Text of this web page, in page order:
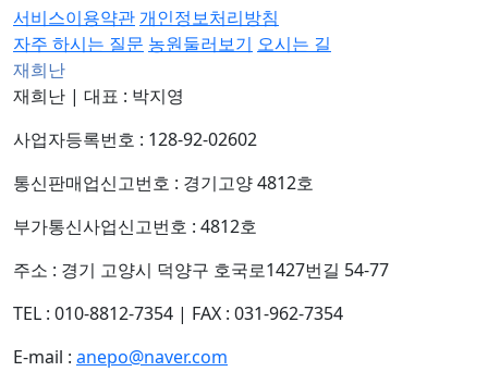
서비스이용약관 개인정보처리방침
자주 하시는 질문 농원둘러보기 오시는 길
재희난
재희난 | 대표 : 박지영
사업자등록번호 : 128-92-02602
통신판매업신고번호 : 경기고양 4812호
부가통신사업신고번호 : 4812호
주소 : 경기 고양시 덕양구 호국로1427번길 54-77
TEL : 010-8812-7354 | FAX : 031-962-7354
E-mail : anepo@naver.com